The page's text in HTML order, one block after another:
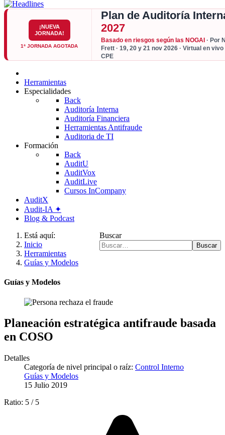
¡NUEVA
JORNADA!
1ª JORNADA AGOTADA
Plan de Auditoría
2027
Basado en riesgos según las NOGAI · Por
Frett · 19, 20 y 21 nov 2026 · Virtual en vivo
CPE
Herramientas
Especialidades
Back
Auditoría Interna
Auditoría Financiera
Herramientas Antifraude
Auditoria de TI
Formación
Back
AuditU
AuditVox
AuditLive
Cursos InCompany
AuditX
Audit-IA ✦
Blog & Podcast
Buscar
Buscar
Está aquí:
Inicio
Herramientas
Guías y Modelos
Guías y Modelos
Planeación estratégica antifraude basada
en COSO
Detalles
Categoría de nivel principal o raíz: Control Interno
Guías y Modelos
15 Julio 2019
Ratio: 5 / 5